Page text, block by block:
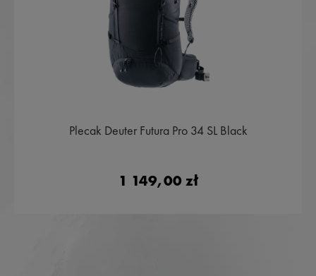
Plecak Deuter Futura Pro 34 SL Black
1 149,00 zł